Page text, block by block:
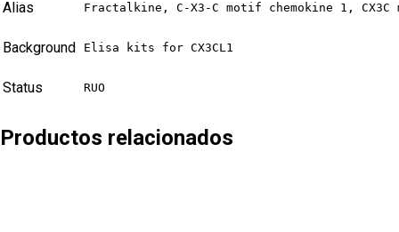
Alias Fractalkine, C-X3-C motif chemokine 1, CX3C
Background Elisa kits for CX3CL1
Status RUO
Productos relacionados